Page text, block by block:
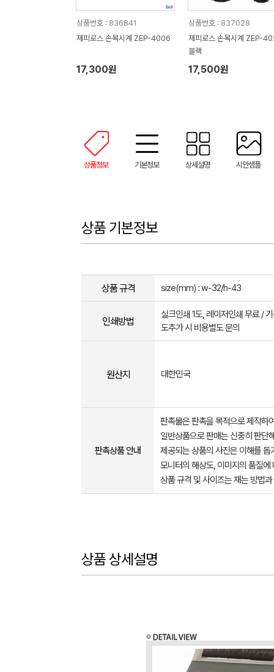
상품번호 : 836841
제피로스 손목시계 ZEP-4006
17,300원
상품번호 : 837028
제피로스 손목시계 ZEP-
블랙
17,500원
상품정보 기본정보 상세설명 시안샘플
상품 기본정보
상품 규격 size(mm) : w-32/h-43
인쇄방법
실크인쇄 1도, 레이저인쇄 무료 /
도추가 시 비용별도 문의
원산지 대한민국
판촉상품 안내
판촉물은 판촉을 목적으로 제작하
일반상품으로 판매는 신중히 판단
제공되는 상품의 사진은 이해를
모니터의 해상도, 이미지의 품질
상품 규격 및 사이즈는 재는 방법
상품 상세설명